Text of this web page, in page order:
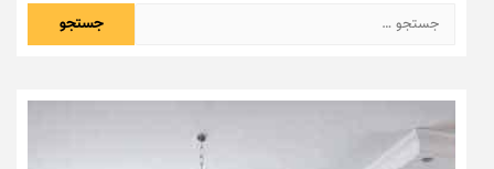
جستجو
برای: